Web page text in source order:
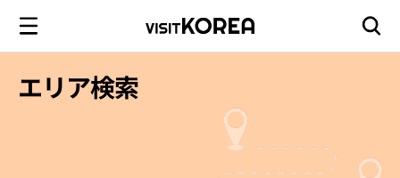
エリア検索